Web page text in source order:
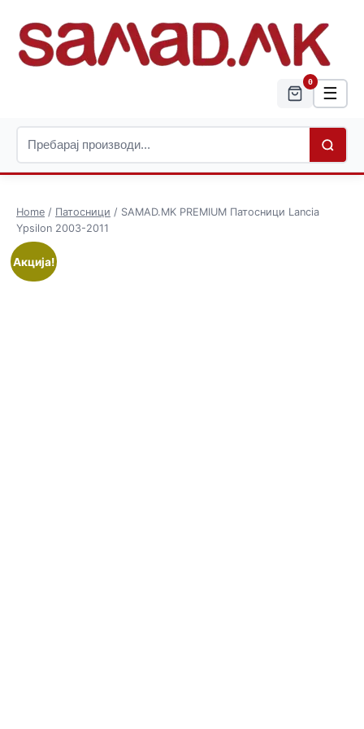
0
☰
Home / Патосници / SAMAD.MK PREMIUM Патосници Lancia
Ypsilon 2003-2011
Акција!